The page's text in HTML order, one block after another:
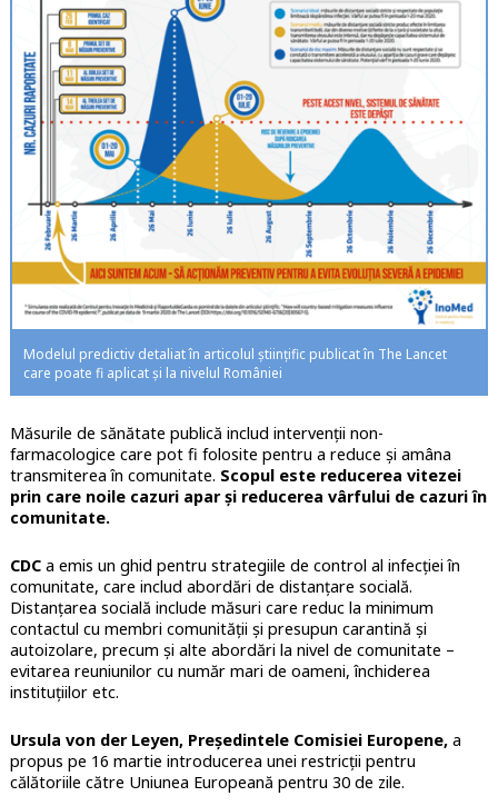
Modelul predictiv detaliat în articolul științific publicat în The Lancet
care poate fi aplicat și la nivelul României
Măsurile de sănătate publică includ intervenții non-
farmacologice care pot fi folosite pentru a reduce și amâna
transmiterea în comunitate. Scopul este reducerea vitezei
prin care noile cazuri apar și reducerea vârfului de cazuri în
comunitate.
CDCa emis un ghid pentru strategiile de control al infecției în
comunitate, care includ abordări de distanțare socială.
Distanțarea socială include măsuri care reduc la minimum
contactul cu membri comunității și presupun carantină și
autoizolare, precum și alte abordări la nivel de comunitate –
evitarea reuniunilor cu număr mari de oameni, închiderea
instituțiilor etc.
Ursula von der Leyen, Președintele Comisiei Europene,a
propus pe 16 martie introducerea unei restricții pentru
călătoriile către Uniunea Europeană pentru 30 de zile.